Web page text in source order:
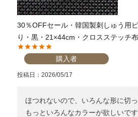
30％OFFセール・韓国製刺しゅう用
り・黒・21×44cm・クロスステッチ布
購入者
投稿日 2026/05/17
ほつれないので、いろんな形に切っ
もっといろんなカラーが欲しいです